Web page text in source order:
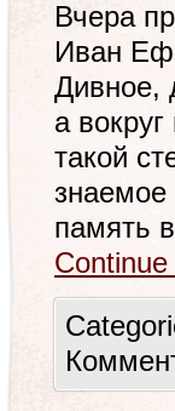
Вчера
Иван
Дивное,
а
такой
знаемое
память